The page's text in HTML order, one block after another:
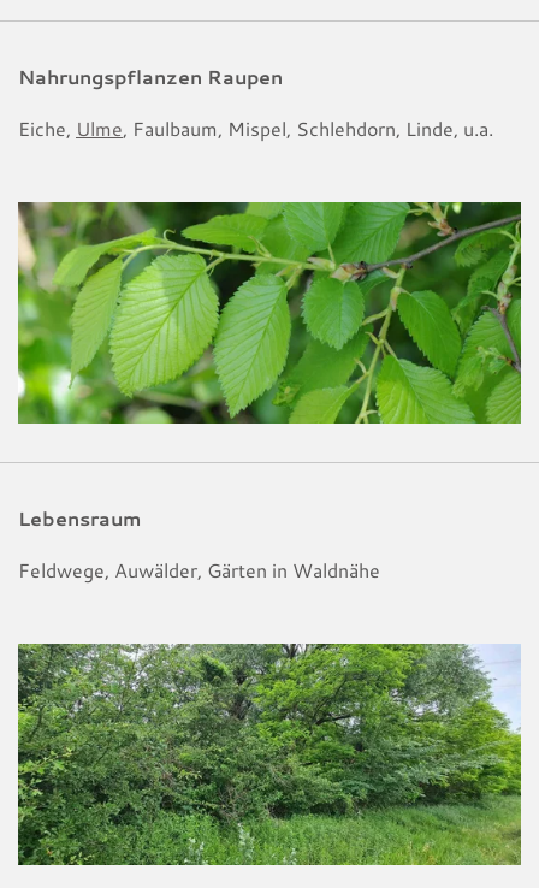
Nahrungspflanzen Raupen
Eiche, Ulme, Faulbaum, Mispel, Schlehdorn, Linde, u.a.
Lebensraum
Feldwege, Auwälder, Gärten in Waldnähe